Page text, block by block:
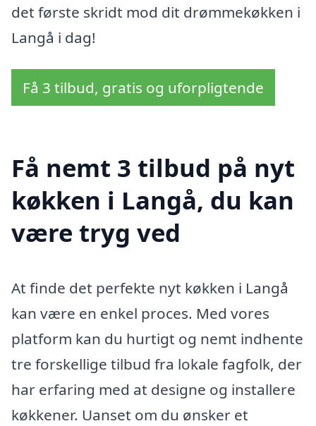
det første skridt mod dit drømmekøkken i
Langå i dag!
Få 3 tilbud, gratis og uforpligtende
Få nemt 3 tilbud på nyt
køkken i Langå, du kan
være tryg ved
At finde det perfekte nyt køkken i Langå
kan være en enkel proces. Med vores
platform kan du hurtigt og nemt indhente
tre forskellige tilbud fra lokale fagfolk, der
har erfaring med at designe og installere
køkkener. Uanset om du ønsker et